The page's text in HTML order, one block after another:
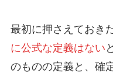
最初に押さえておき
に公式な定義はない
のものの定義と、確